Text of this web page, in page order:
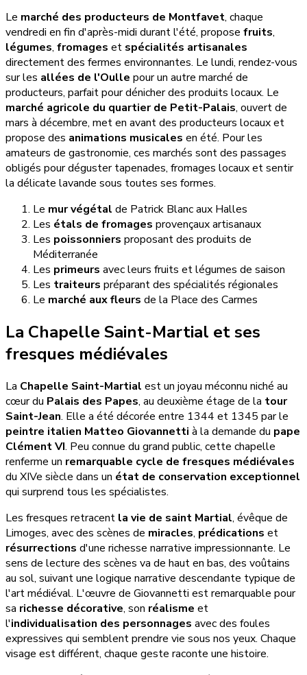
Le marché des producteurs de Montfavet, chaque
vendredi en fin d'après-midi durant l'été, propose fruits,
légumes, fromages et spécialités artisanales
directement des fermes environnantes. Le lundi, rendez-vous
sur les allées de l'Oulle pour un autre marché de
producteurs, parfait pour dénicher des produits locaux. Le
marché agricole du quartier de Petit-Palais, ouvert de
mars à décembre, met en avant des producteurs locaux et
propose des animations musicales en été. Pour les
amateurs de gastronomie, ces marchés sont des passages
obligés pour déguster tapenades, fromages locaux et sentir
la délicate lavande sous toutes ses formes.
Le mur végétal de Patrick Blanc aux Halles
Les étals de fromages provençaux artisanaux
Les poissonniers proposant des produits de
Méditerranée
Les primeurs avec leurs fruits et légumes de saison
Les traiteurs préparant des spécialités régionales
Le marché aux fleurs de la Place des Carmes
La Chapelle Saint-Martial et ses
fresques médiévales
La Chapelle Saint-Martial est un joyau méconnu niché au
cœur du Palais des Papes, au deuxième étage de la tour
Saint-Jean. Elle a été décorée entre 1344 et 1345 par le
peintre italien Matteo Giovannetti à la demande du pape
Clément VI. Peu connue du grand public, cette chapelle
renferme un remarquable cycle de fresques médiévales
du XIVe siècle dans un état de conservation exceptionnel
qui surprend tous les spécialistes.
Les fresques retracent la vie de saint Martial, évêque de
Limoges, avec des scènes de miracles, prédications et
résurrections d'une richesse narrative impressionnante. Le
sens de lecture des scènes va de haut en bas, des voûtains
au sol, suivant une logique narrative descendante typique de
l'art médiéval. L'œuvre de Giovannetti est remarquable pour
sa richesse décorative, son réalisme et
l'individualisation des personnages avec des foules
expressives qui semblent prendre vie sous nos yeux. Chaque
visage est différent, chaque geste raconte une histoire.